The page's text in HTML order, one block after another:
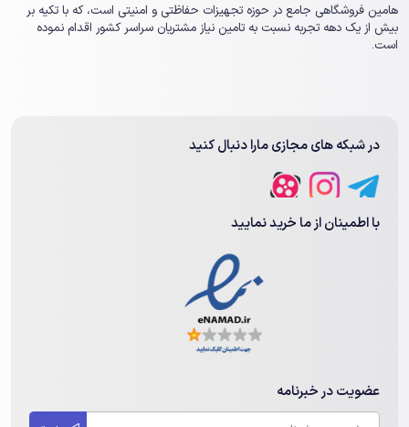
هامین فروشگاهی جامع در حوزه تجهیزات حفاظتی و امنیتی است، که با تکیه بر
بیش از یک ‏دهه تجربه نسبت به تامین نیاز مشتریان سراسر کشور اقدام نموده
است.
در شبکه های مجازی مارا دنبال کنید
با اطمینان از ما خرید نمایید
عضویت در خبرنامه